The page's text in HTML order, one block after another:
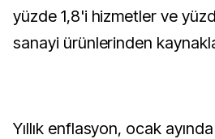
yüzde 1,8'i hizmetler ve
sanayi ürünlerinden
Yıllık enflasyon, ocak